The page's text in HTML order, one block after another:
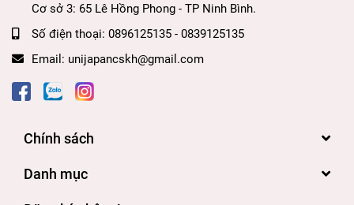
Cơ sở 3: 65 Lê Hồng Phong - TP Ninh Bình.
Số điện thoại: 0896125135 - 0839125135
Email: unijapancskh@gmail.com
Chính sách
Danh mục